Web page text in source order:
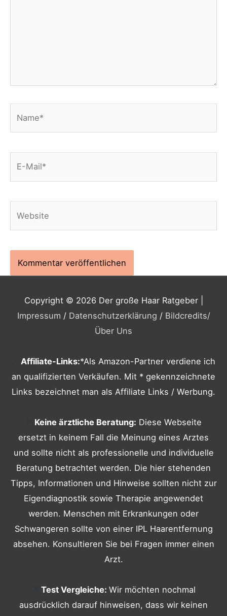
Copyright © 2026 Der große Haar Ratgeber|
Impressum / Datenschutzerklärung / Bildcredits/
Über Uns
Affiliate-Links:*Als Amazon-Partner verdiene ich
an qualifizierten Verkäufen. Mit * gekennzeichnete
Links bezeichnet man als Affiliate Links / Werbung.
Keine ärztliche Beratung: Diese Webseite
ersetzt in keinem Fall die Meinung eines Arztes
und sollte nicht als professionelle und individuelle
Beratung betrachtet werden. Die hier stehenden
Tipps, Informationen und Hinweise sollten nicht zur
Eigendiagnostik sowie Therapie angewendet
werden. Menschen mit Erkrankungen oder
Schwangeren sollte von einer IPL Haarentfernung
absehen. Konsultieren Sie bei Fragen immer einen
Arzt.
Test Vergleiche: Wir möchten nochmal
ausdrücklich darauf hinweisen, dass wir keinen